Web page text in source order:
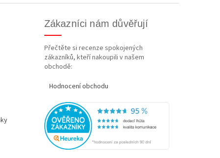
Zákazníci nám důvěřují
Přečtěte si recenze spokojených
zákazníků, kteří nakoupili v našem
obchodě:
Hodnocení obchodu